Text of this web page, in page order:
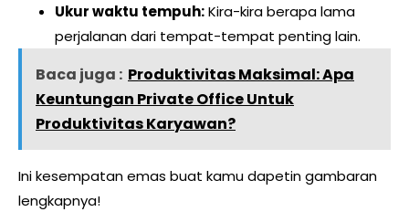
Ukur waktu tempuh:Kira-kira berapa lama
perjalanan dari tempat-tempat penting lain.
Baca juga : Produktivitas Maksimal: Apa
Keuntungan Private Office Untuk
Produktivitas Karyawan?
Ini kesempatan emas buat kamu dapetin gambaran
lengkapnya!